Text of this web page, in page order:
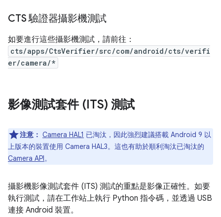
CTS 驗證器攝影機測試
如要進行這些攝影機測試，請前往：
cts/apps/CtsVerifier/src/com/android/cts/verifi
er/camera/*
影像測試套件 (ITS) 測試
注意： Camera HAL1 已淘汰，因此強烈建議搭載 Android 9 以
上版本的裝置使用 Camera HAL3。這也有助於順利淘汰已淘汰的
Camera API。
攝影機影像測試套件 (ITS) 測試的重點是影像正確性。如要
執行測試，請在工作站上執行 Python 指令碼，並透過 USB
連接 Android 裝置。